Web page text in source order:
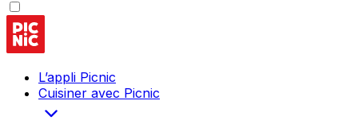
L’appli Picnic
Cuisiner avec Picnic